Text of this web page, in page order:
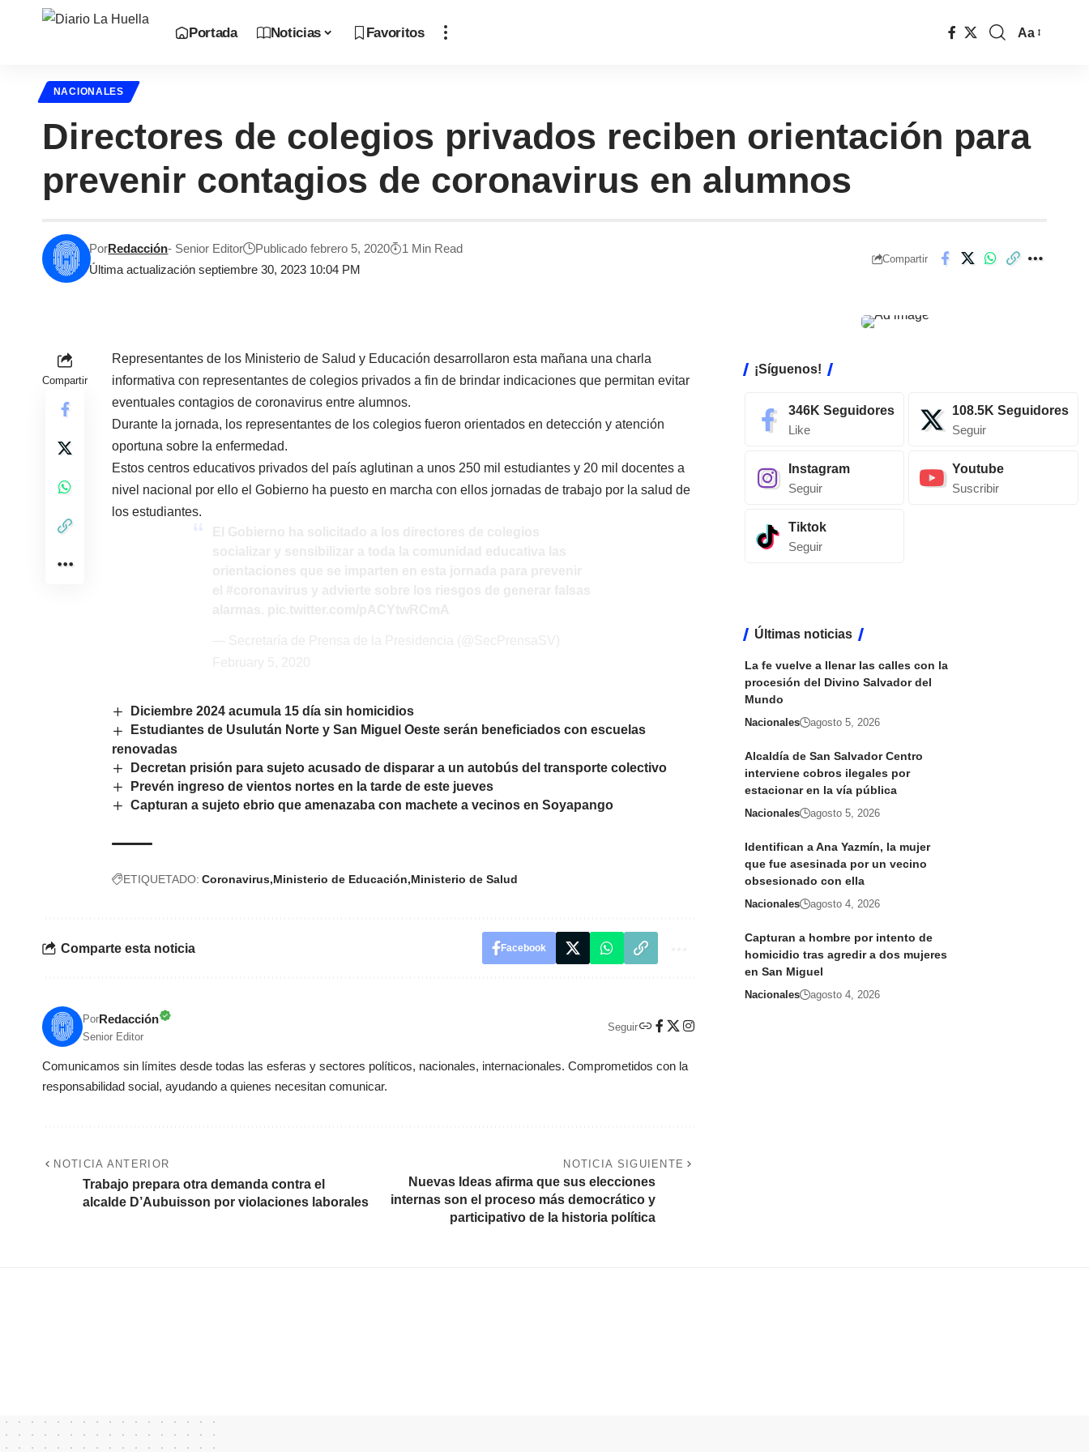
Portada Noticias Favoritos Aa
NACIONALES
Directores de colegios privados reciben orientación para
prevenir contagios de coronavirus en alumnos
Última actualización septiembre 30, 2023 10:04 PM
PorRedacción- Senior Editor Publicado febrero 5, 2020 1 Min Read
Compartir
Compartir
Representantes de los Ministerio de Salud y Educación desarrollaron esta mañana una charla
informativa con representantes de colegios privados a fin de brindar indicaciones que permitan evitar
eventuales contagios de coronavirus entre alumnos.
Durante la jornada, los representantes de los colegios fueron orientados en detección y atención
oportuna sobre la enfermedad.
Estos centros educativos privados del país aglutinan a unos 250 mil estudiantes y 20 mil docentes a
nivel nacional por ello el Gobierno ha puesto en marcha con ellos jornadas de trabajo por la salud de
los estudiantes.
Diciembre 2024 acumula 15 día sin homicidios
Estudiantes de Usulután Norte y San Miguel Oeste serán beneficiados con escuelas
renovadas
Decretan prisión para sujeto acusado de disparar a un autobús del transporte colectivo
Prevén ingreso de vientos nortes en la tarde de este jueves
Capturan a sujeto ebrio que amenazaba con machete a vecinos en Soyapango
ETIQUETADO: Coronavirus Ministerio de Educación Ministerio de Salud
Comparte esta noticia Facebook
PorRedacción
Senior Editor
Seguir
Comunicamos sin límites desde todas las esferas y sectores políticos, nacionales, internacionales. Comprometidos con la
responsabilidad social, ayudando a quienes necesitan comunicar.
NOTICIA ANTERIOR
Trabajo prepara otra demanda contra el
alcalde D’Aubuisson por violaciones laborales
NOTICIA SIGUIENTE
Nuevas Ideas afirma que sus elecciones
internas son el proceso más democrático y
participativo de la historia política
¡Síguenos!
346K Seguidores
Like
108.5K Seguidores
Seguir
Instagram
Seguir
Youtube
Suscribir
Tiktok
Seguir
Últimas noticias
La fe vuelve a llenar las calles con la
procesión del Divino Salvador del
Mundo
Nacionales agosto 5, 2026
Alcaldía de San Salvador Centro
interviene cobros ilegales por
estacionar en la vía pública
Nacionales agosto 5, 2026
Identifican a Ana Yazmín, la mujer
que fue asesinada por un vecino
obsesionado con ella
Nacionales agosto 4, 2026
Capturan a hombre por intento de
homicidio tras agredir a dos mujeres
en San Miguel
Nacionales agosto 4, 2026